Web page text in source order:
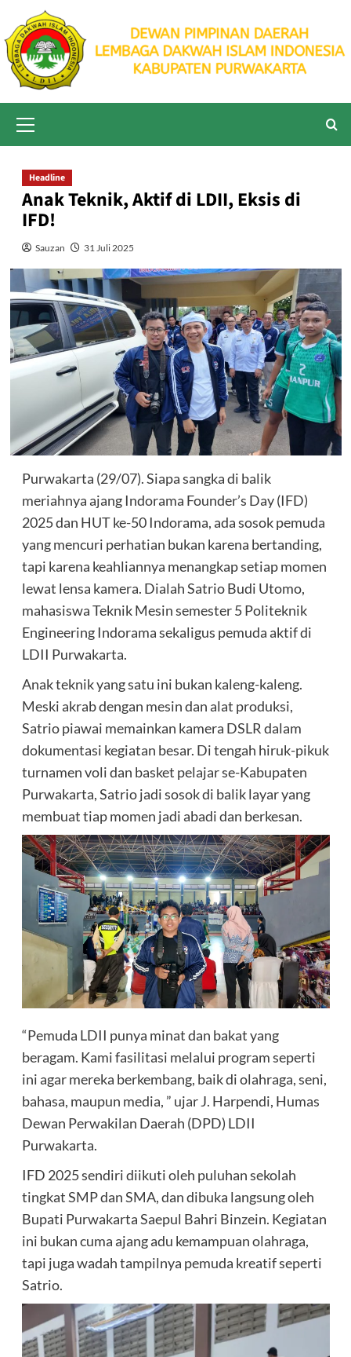
content
Menu
Headline
Anak Teknik, Aktif di LDII, Eksis di
IFD!
Sauzan 31 Juli 2025
Purwakarta (29/07). Siapa sangka di balik
meriahnya ajang Indorama Founder’s Day (IFD)
2025 dan HUT ke-50 Indorama, ada sosok pemuda
yang mencuri perhatian bukan karena bertanding,
tapi karena keahliannya menangkap setiap momen
lewat lensa kamera. Dialah Satrio Budi Utomo,
mahasiswa Teknik Mesin semester 5 Politeknik
Engineering Indorama sekaligus pemuda aktif di
LDII Purwakarta.
Anak teknik yang satu ini bukan kaleng-kaleng.
Meski akrab dengan mesin dan alat produksi,
Satrio piawai memainkan kamera DSLR dalam
dokumentasi kegiatan besar. Di tengah hiruk-pikuk
turnamen voli dan basket pelajar se-Kabupaten
Purwakarta, Satrio jadi sosok di balik layar yang
membuat tiap momen jadi abadi dan berkesan.
“Pemuda LDII punya minat dan bakat yang
beragam. Kami fasilitasi melalui program seperti
ini agar mereka berkembang, baik di olahraga, seni,
bahasa, maupun media, ” ujar J. Harpendi, Humas
Dewan Perwakilan Daerah (DPD) LDII
Purwakarta.
IFD 2025 sendiri diikuti oleh puluhan sekolah
tingkat SMP dan SMA, dan dibuka langsung oleh
Bupati Purwakarta Saepul Bahri Binzein. Kegiatan
ini bukan cuma ajang adu kemampuan olahraga,
tapi juga wadah tampilnya pemuda kreatif seperti
Satrio.